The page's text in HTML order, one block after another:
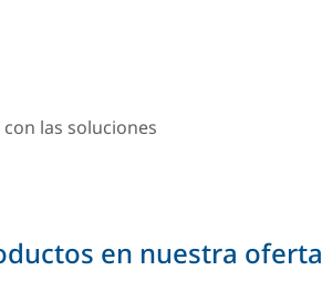
las soluciones
en nuestra oferta